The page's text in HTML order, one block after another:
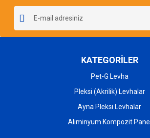
KATEGORİLER
Pet-G Levha
Pleksi (Akrilik) Levhalar
Ayna Pleksi Levhalar
Aliminyum Kompozit Panel